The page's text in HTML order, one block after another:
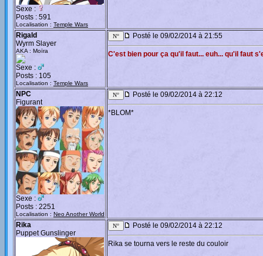
Sexe :
Posts : 591
Localisation : Temple Wars
Rigald
Wyrm Slayer
AKA : Moïra
Sexe :
Posts : 105
Localisation : Temple Wars
Posté le 09/02/2014 à 21:55
C'est bien pour ça qu'il faut... euh... qu'il faut
NPC
Figurant
Sexe :
Posts : 2251
Localisation : Neo Another World
Posté le 09/02/2014 à 22:12
*BLOM*
Rika
Puppet Gunslinger
Posté le 09/02/2014 à 22:12
Rika se tourna vers le reste du couloir